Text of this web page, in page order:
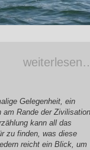
Gelegenheit, ein
am Rande der Zivilisation
kann all das
zu finden, was diese
reicht ein Blick, um